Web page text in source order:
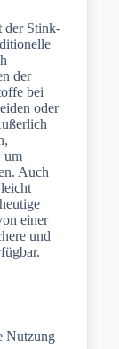
der Stink-
der
bei
oder
um
Auch
einer
und
Nutzung